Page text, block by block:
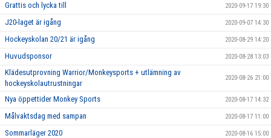
Grattis och lycka till 2020-09-17 19:30
J20-laget är igång 2020-09-07 14:30
Hockeyskolan 20/21 är igång 2020-08-29 14:20
Huvudsponsor 2020-08-28 13:03
Klädesutprovning Warrior/Monkeysports + utlämning av
hockeyskolautrustningar
2020-08-26 21:00
Nya öppettider Monkey Sports 2020-08-17 14:32
Målvaktsdag med sampan 2020-08-17 11:00
Sommarläger 2020 2020-08-16 15:00